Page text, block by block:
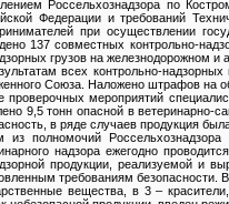
Россельхознадзора по
Федерации и требований
при осуществлении
137 совместных контрольно-
грузов на железнодорожном и
всех контрольно-
Союза. Наложено штрафов на
проверочных мероприятий
9,5 тонн опасной в ветеринарно-
в ряде случаев продукция
из полномочий
надзора ежегодно
продукции, реализуемой и
требованиям безопасности.
вещества, в 3 –